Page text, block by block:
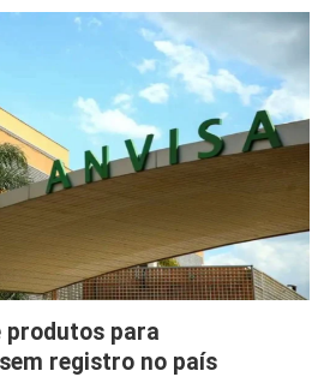
produtos para
registro no país